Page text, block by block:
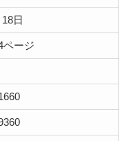
日
ページ